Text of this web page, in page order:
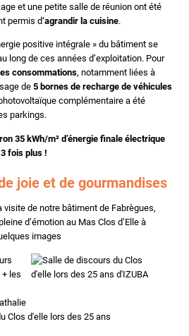
et une petite salle de réunion ont été
permis d‘agrandir la cuisine.
positive intégrale » du bâtiment se
long de ces années d’exploitation. Pour
consommations, notamment liées à
de 5 bornes de recharge de véhicules
complémentaire a été
parkings.
35 kWh/m² d’énergie finale électrique
fois plus !
joie et de gourmandises
visite de notre bâtiment de Fabrègues,
d’émotion au Mas Clos d’Elle à
images